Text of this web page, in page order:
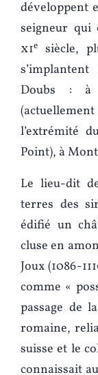
développent
seigneur qui
xie siècle,
Doubs : à
l’extrémité
Point), à
Le lieu-dit
terres des
édifié un
cluse en
Joux (1086-
comme «
passage de
romaine,
suisse et le
connaissait au